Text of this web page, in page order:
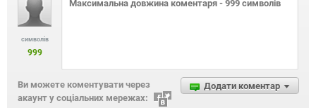
символів
999
Додати коментар
Ви можете коментувати через
акаунт у соціальних мережах: